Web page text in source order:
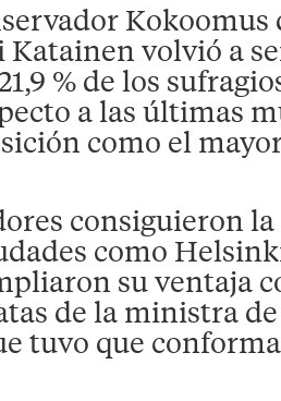
volvió a
% de los
a las últimas
como el
consiguieron
como
su ventaja
de la ministra
tuvo que